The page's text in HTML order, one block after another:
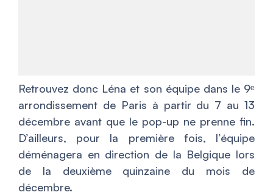
Retrouvez donc Léna et son équipe dans le 9ᵉ
arrondissement de Paris à partir du 7 au 13
décembre avant que le pop-up ne prenne fin.
D’ailleurs, pour la première fois, l’équipe
déménagera en direction de la Belgique lors
de la deuxième quinzaine du mois de
décembre.